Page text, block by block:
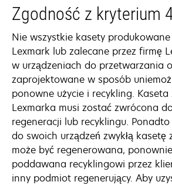
Zgodność z kryterium
Nie wszystkie kasety
Lexmark lub zalecane przez firmę
w urządzeniach do przetwarzania
zaprojektowane w sposób
ponowne użycie i recykling.
Lexmarka musi zostać zwrócona
regeneracji lub recyklingu.
do swoich urządzeń zwykłą
może być regenerowana,
poddawana recyklingowi przez
inny podmiot regenerujący. Aby